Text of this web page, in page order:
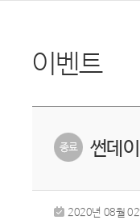
이벤트
썬데
2020년 08월